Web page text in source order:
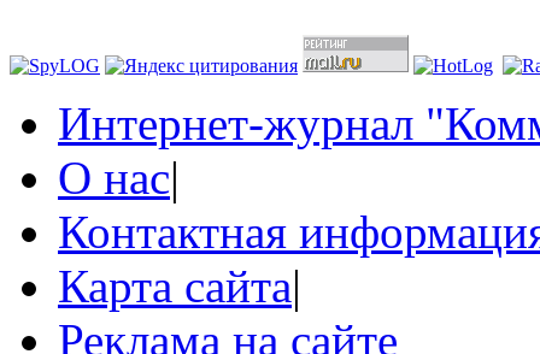
Интернет-журнал
О нас|
Контактная
Карта сайта|
Реклама на сайте